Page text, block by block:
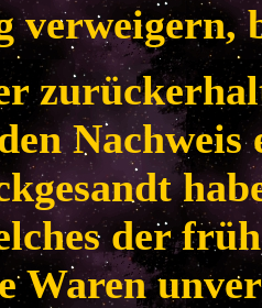
verweigern,
der
Waren